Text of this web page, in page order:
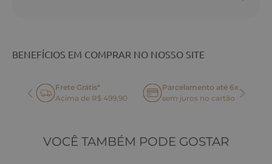
BENEFÍCIOS EM COMPRAR NO NOSSO SITE
Frete Grátis*
Acima de R$ 499,90
Parcelamento até 6x
sem juros no cartão
VOCÊ TAMBÉM PODE GOSTAR